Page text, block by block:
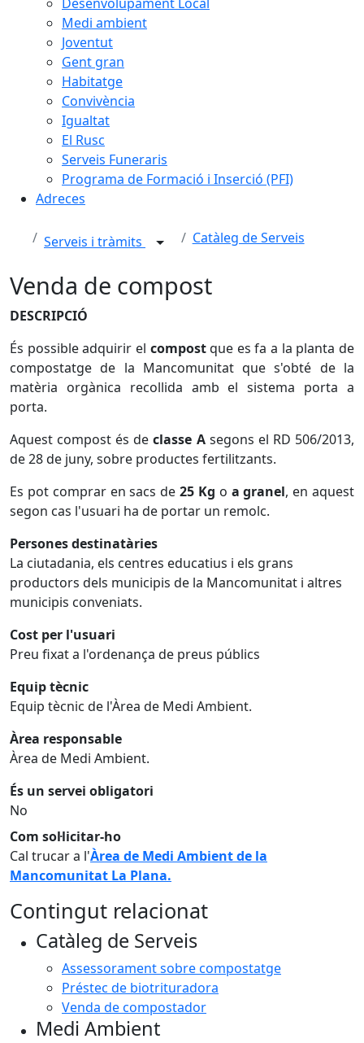
Medi ambient
Joventut
Gent gran
Habitatge
Convivència
Igualtat
El Rusc
Serveis Funeraris
Programa de Formació i Inserció (PFI)
Adreces
Serveis i tràmits Catàleg de Serveis
Venda de compost
DESCRIPCIÓ
És possible adquirir el compostque es fa a la planta de
compostatge de la Mancomunitat que s'obté de la
matèria orgànica recollida amb el sistema porta a
porta.
Aquest compost és declasse Asegons el RD 506/2013,
de 28 de juny, sobre productes fertilitzants.
Es pot comprar en sacs de 25 Kg o a granel, en aquest
segon cas l'usuari ha de portar un remolc.
Persones destinatàries
La ciutadania, els centres educatius i els grans
productors dels municipis de la Mancomunitat i altres
municipis conveniats.
Cost per l'usuari
Preu fixat a l'ordenança de preus públics
Equip tècnic
Equip tècnic de l'Àrea de Medi Ambient.
Àrea responsable
Àrea de Medi Ambient.
És un servei obligatori
No
Com sol·licitar-ho
Cal trucar a l'Àrea de Medi Ambient de la
Mancomunitat La Plana.
Contingut relacionat
Catàleg de Serveis
Assessorament sobre compostatge
Préstec de biotrituradora
Venda de compostador
Medi Ambient